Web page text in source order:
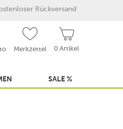
Rückversand
0 Artikel
Merkzettel
SALE %